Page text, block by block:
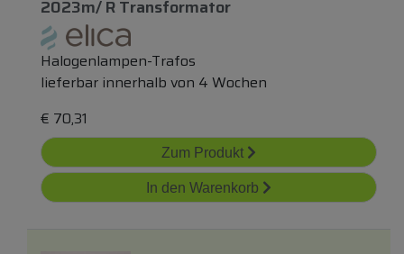
2023m/ R Transformator
Halogenlampen-Trafos
lieferbar innerhalb von 4 Wochen
€ 70,31
Zum Produkt
In den Warenkorb